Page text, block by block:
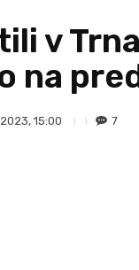
v
na
15:00 7